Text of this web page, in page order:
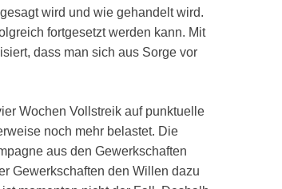
wird und wie gehandelt wird.
fortgesetzt werden kann. Mit
dass man sich aus Sorge vor
Wochen Vollstreik auf punktuelle
noch mehr belastet. Die
aus den Gewerkschaften
Gewerkschaften den Willen dazu